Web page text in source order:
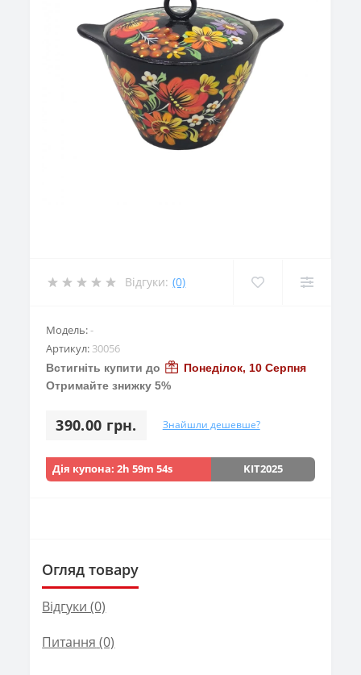
Відгуки: (0)
Модель:-
Артикул: 30056
Встигніть купити до
Понеділок, 10 Серпня
Отримайте знижку 5%
390.00 грн. Знайшли дешевше?
Дія купона:2h 59m 53s KIT2025
Огляд товару
Відгуки (0)
Питання (0)